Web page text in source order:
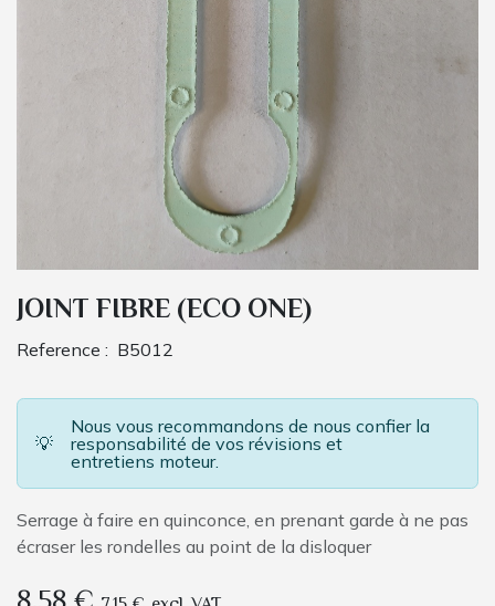
JOINT FIBRE (ECO ONE)
Reference : B5012
💡
Nous vous recommandons de nous confier la
responsabilité de vos révisions et
entretiens moteur.
Serrage à faire en quinconce, en prenant garde à ne pas
écraser les rondelles au point de la disloquer